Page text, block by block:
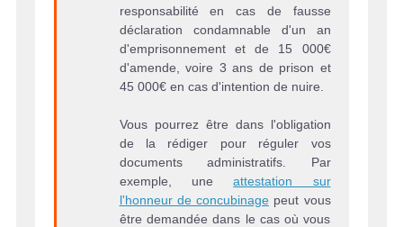
responsabilité en cas de fausse
déclaration condamnable d'un an
d'emprisonnement et de 15 000€
d'amende, voire 3 ans de prison et
45 000€ en cas d'intention de nuire.
Vous pourrez être dans l'obligation
de la rédiger pour réguler vos
documents administratifs. Par
exemple, uneattestation sur
l'honneur de concubinage peut vous
être demandée dans le cas où vous